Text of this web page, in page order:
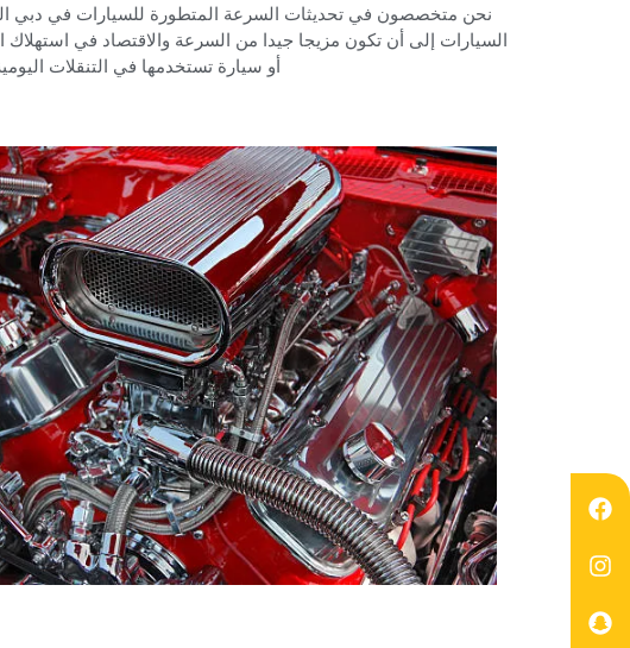
‏نحن متخصصون في تحديثات السرعة المتطورة للسيارات في دبي
السيارات إلى أن تكون مزيجا جيدا من السرعة والاقتصاد في
أو سيارة تستخدمها في التنقلات